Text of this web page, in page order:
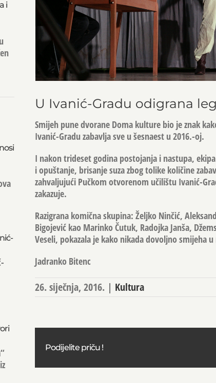
U Ivanić-Gradu odigrana
Smijeh pune dvorane Doma kulture bio je znak
Ivanić-Gradu zabavlja sve u šesnaest u 2016.-oj.
I nakon trideset godina postojanja i nastupa, ekipa
i opuštanje, brisanje suza zbog tolike količine
zahvaljujući Pučkom otvorenom učilištu Ivanić-
zakazuje.
Razigrana komična skupina: Željko Ninčić,
Bigojević kao Marinko Čutuk, Radojka Janša,
Veseli, pokazala je kako nikada dovoljno smijeha
Jadranko Bitenc
26. siječnja, 2016. | Kultura
Podijelite priču !
i